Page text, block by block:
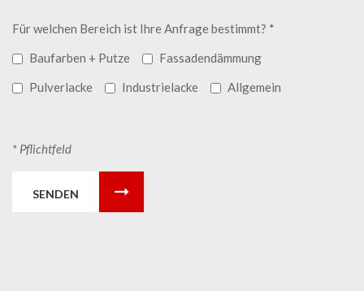
Für welchen Bereich ist Ihre Anfrage bestimmt? *
Baufarben + Putze
Fassadendämmung
Pulverlacke
Industrielacke Allgemein
* Pflichtfeld
SENDEN